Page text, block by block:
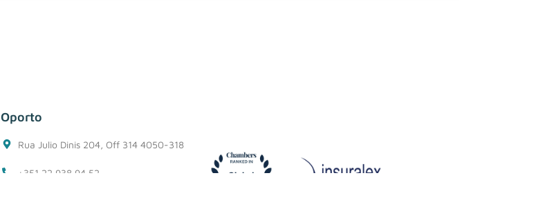
Oporto
Rua Julio Dinis 204, Off 314 4050-318
+351 22 938 94 52